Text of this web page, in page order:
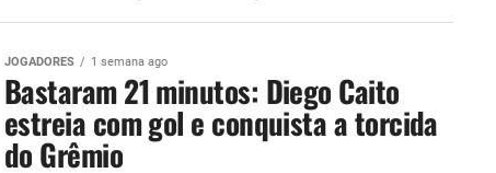
JOGADORES 1 semana ago
Bastaram 21 minutos: Diego Caito
estreia com gol e conquista a torcida
do Grêmio